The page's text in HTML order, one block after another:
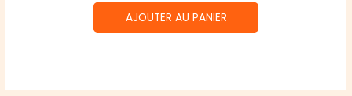
AJOUTER AU PANIER